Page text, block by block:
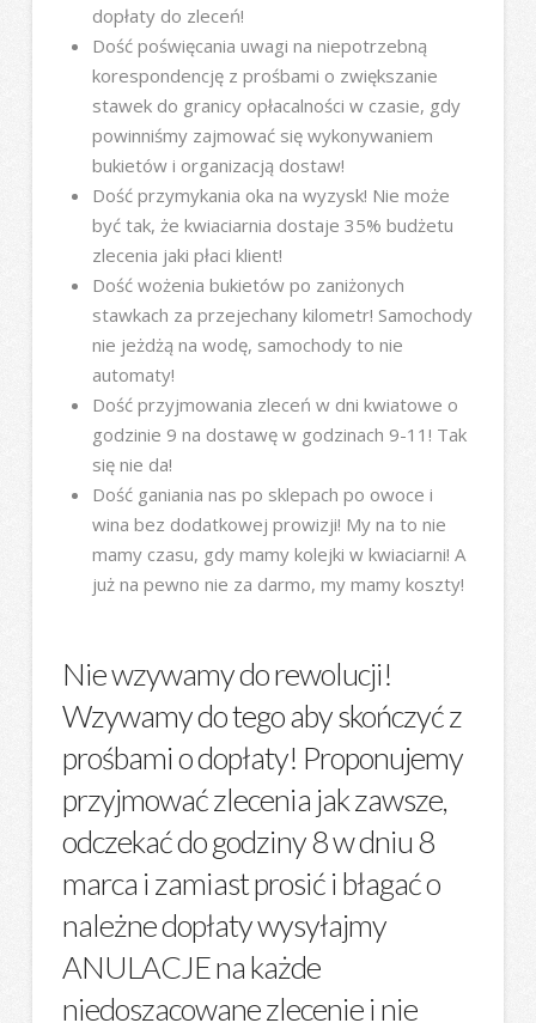
dopłaty do zleceń!
Dość poświęcania uwagi na niepotrzebną
korespondencję z prośbami o zwiększanie
stawek do granicy opłacalności w czasie, gdy
powinniśmy zajmować się wykonywaniem
bukietów i organizacją dostaw!
Dość przymykania oka na wyzysk! Nie może
być tak, że kwiaciarnia dostaje 35% budżetu
zlecenia jaki płaci klient!
Dość wożenia bukietów po zaniżonych
stawkach za przejechany kilometr! Samochody
nie jeżdżą na wodę, samochody to nie
automaty!
Dość przyjmowania zleceń w dni kwiatowe o
godzinie 9 na dostawę w godzinach 9-11! Tak
się nie da!
Dość ganiania nas po sklepach po owoce i
wina bez dodatkowej prowizji! My na to nie
mamy czasu, gdy mamy kolejki w kwiaciarni! A
już na pewno nie za darmo, my mamy koszty!
Nie wzywamy do rewolucji!
Wzywamy do tego aby skończyć z
prośbami o dopłaty! Proponujemy
przyjmować zlecenia jak zawsze,
odczekać do godziny 8 w dniu 8
marca i zamiast prosić i błagać o
należne dopłaty wysyłajmy
ANULACJE na każde
niedoszacowane zlecenie i nie